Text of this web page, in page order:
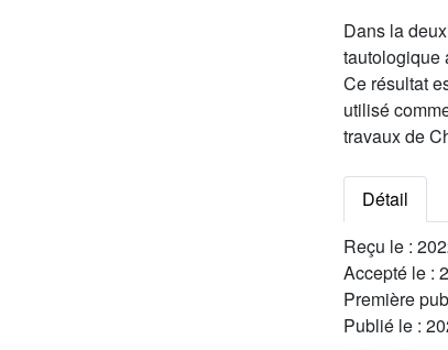
Dans la
tautologique
Ce résultat
utilisé
travaux de
Détail
Reçu le :
Accepté le :
Première
Publié le :